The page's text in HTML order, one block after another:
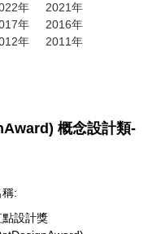
年
2021年
年
2016年
年
2011年
概念設計類-
:
設計獎